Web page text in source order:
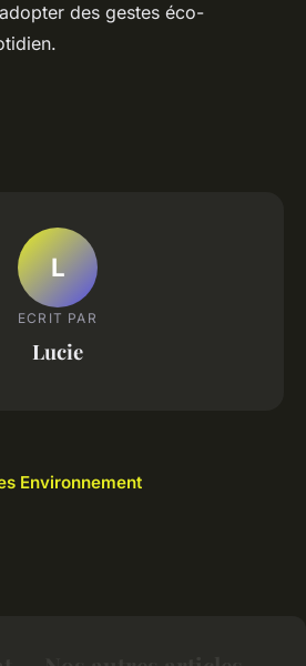
des gestes éco-
L
ECRIT PAR
Lucie
Environnement